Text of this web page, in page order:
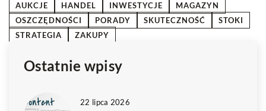
AUKCJE HANDEL INWESTYCJE
MAGAZYN
OSZCZĘDNOŚCI
PORADY SKUTECZNOŚĆ
STOKI
STRATEGIA
ZAKUPY
Ostatnie wpisy
22 lipca 2026